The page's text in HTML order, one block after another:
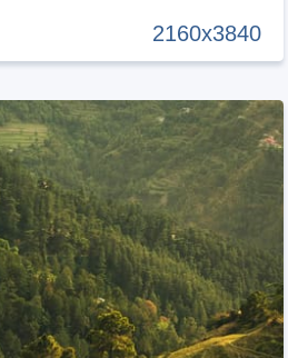
2160x3840